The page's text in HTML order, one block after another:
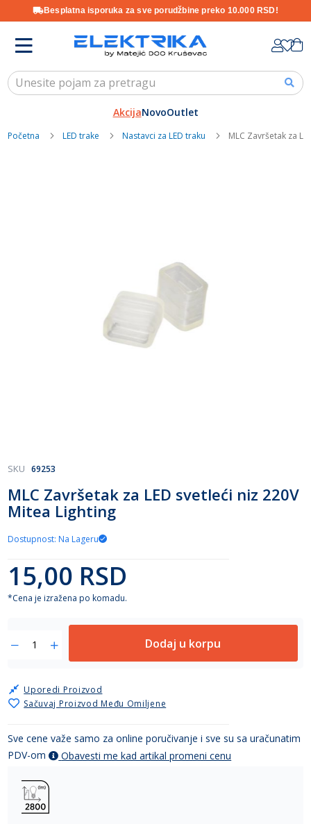
Besplatna isporuka za sve porudžbine preko 10.000 RSD!
Content
AkcijaNovoOutlet
Početna LED trake Nastavci za LED traku MLC Završetak za
Skip
the
beginning
the
gallery
MLC Završetak za LED svetleći niz 220V
Mitea Lighting
SKU 69253
Dostupnost: Na Lageru
15,00 RSD
*Cena je izražena po komadu.
Dodaj u korpu
Sačuvaj Proizvod Među Omiljene
Uporedi Proizvod
Sve cene važe samo za online poručivanje i sve su sa uračunatim
PDV-om
Obavesti me kad artikal promeni cenu